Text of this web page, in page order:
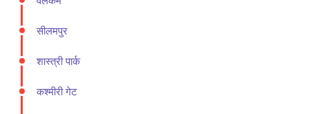
सीलमपुर
शास्त्री पार्क
कश्मीरी गेट